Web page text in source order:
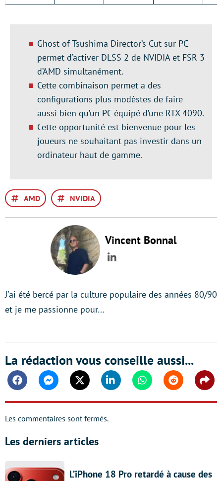
Ghost of Tsushima Director’s Cut sur PC
permet d’activer DLSS 2 de NVIDIA et FSR 3
d’AMD simultanément.
Cette combinaison permet a des
configurations plus modèstes de faire
aussi bien qu’un PC équipé d’une RTX 4090.
Cette opportunité est bienvenue pour les
joueurs ne souhaitant pas investir dans un
ordinateur haut de gamme.
AMD NVIDIA
Vincent Bonnal
LinkedIn
J'ai été bercé par la culture populaire des années 80/90
et je me passionne pour…
La rédaction vous conseille aussi...
FacebookMessengerTwitter Linkedin WhatsappReddit
Les commentaires sont fermés.
Les derniers articles
L’iPhone 18 Pro retardé à cause des